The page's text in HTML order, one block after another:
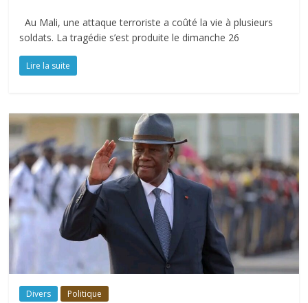
Au Mali, une attaque terroriste a coûté la vie à plusieurs
soldats. La tragédie s’est produite le dimanche 26
Lire la suite
Divers Politique